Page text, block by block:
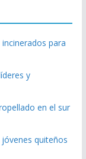
para
y
en el sur
quiteños